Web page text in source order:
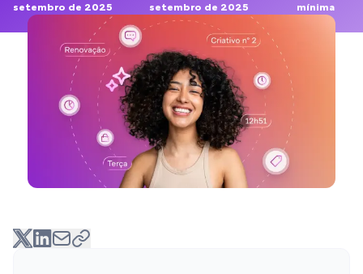
setembro de 2025
setembro de 2025
mínima